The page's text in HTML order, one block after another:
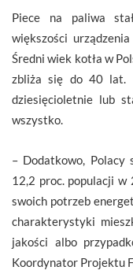
Piece na paliwa
większości
Średni wiek kotła w
zbliża się do 40 lat.
dziesięcioletnie lub
wszystko.
– Dodatkowo, Polacy
12,2 proc. populacji w
swoich potrzeb
charakterystyki
jakości albo
Koordynator Projektu